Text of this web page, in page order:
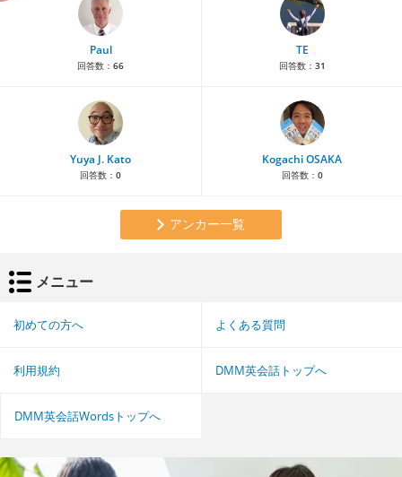
Paul
回答数： 66
TE
回答数： 31
Yuya J. Kato
回答数： 0
Kogachi OSAKA
回答数： 0
アンカー一覧
メニュー
初めての方へ よくある質問
利用規約 DMM英会話トップへ
DMM英会話Wordsトップへ